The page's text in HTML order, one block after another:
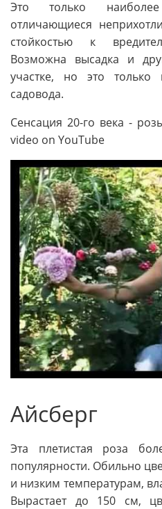
Это только
отличающиеся
стойкостью к
Возможна высадка и
участке, но это
садовода.
Сенсация 20-го века -
video on YouTube
Айсберг
Эта плетистая роза
популярности. Обильно
и низким температурам,
Вырастает до 150 см,